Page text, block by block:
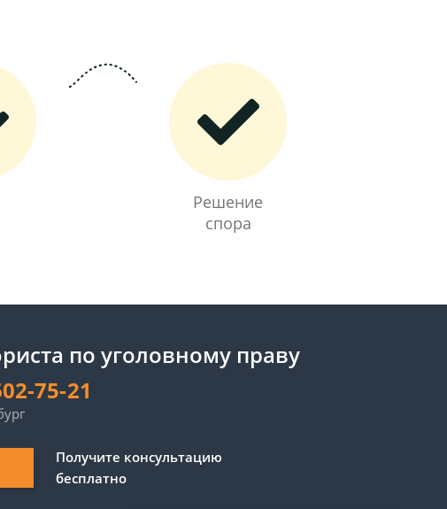
Решение
спора
по уголовному праву
75-21
Получите консультацию
бесплатно